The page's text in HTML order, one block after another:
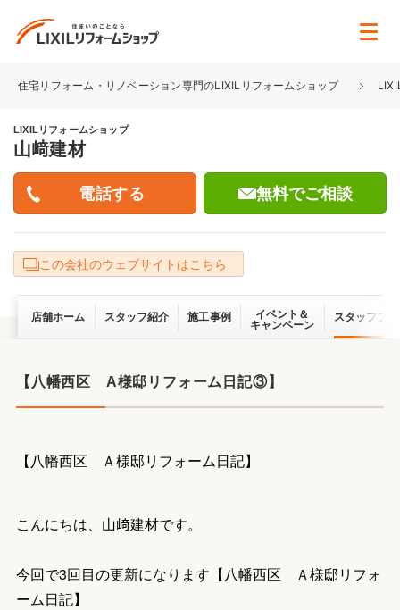
住宅リフォーム・リノベーション専門のLIXILリフォームショップ
LIXILリフォームショップ
山﨑建材
無料でご相談
この会社のウェブサイトはこちら
店舗ホーム スタッフ紹介 施工事例
イベント＆
キャンペーン
スタッフブ
【八幡西区 A様邸リフォーム日記③】
【八幡西区 Ａ様邸リフォーム日記】
こんにちは、山﨑建材です。
今回で3回目の更新になります【八幡西区 Ａ様邸リフォ
ーム日記】